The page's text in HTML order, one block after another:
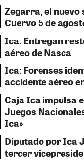
Zegarra, el nuevo
Cuervo 5 de
Ica: Entregan
aéreo de Nasca
Ica: Forenses
accidente aéreo
Caja Ica impulsa
Juegos
Ica»
Diputado por Ica
tercer